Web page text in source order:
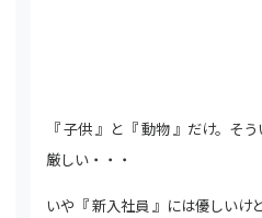
『 子供 』と『 動物 』だけ。そ
厳しい・・・
いや『 新入社員 』には優しいけ